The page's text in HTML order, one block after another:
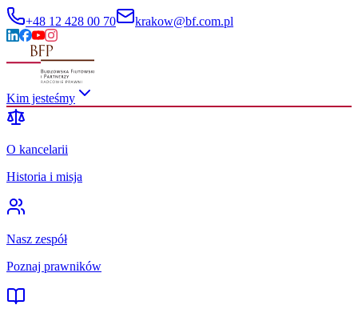
+48 12 428 00 70 krakow@bf.com.pl
Kim jesteśmy
O kancelarii
Historia i misja
Nasz zespół
Poznaj prawników